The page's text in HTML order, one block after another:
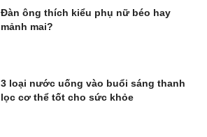
Đàn ông thích kiểu phụ nữ béo hay
mảnh mai?
3 loại nước uống vào buổi sáng thanh
lọc cơ thể tốt cho sức khỏe